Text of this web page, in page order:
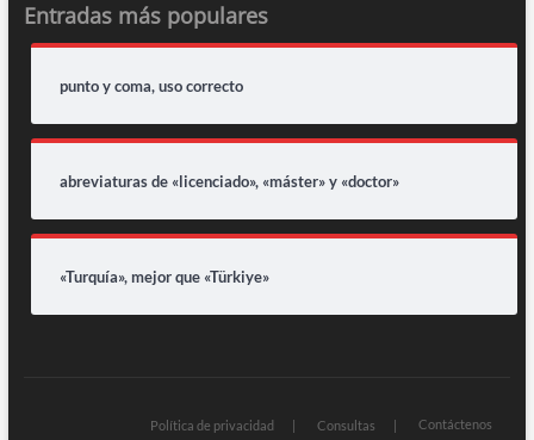
Entradas más populares
punto y coma, uso correcto
abreviaturas de «licenciado», «máster» y «doctor»
«Turquía», mejor que «Türkiye»
Política de privacidad Consultas Contáctenos